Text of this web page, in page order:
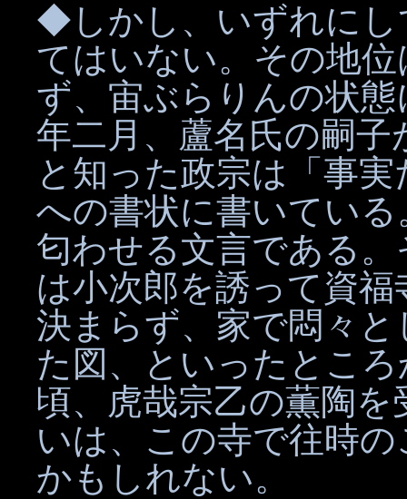
◆しかし、いずれにし
てはいない。その地
ず、宙ぶらりんの状
年二月、蘆名氏の嗣
と知った政宗は「事
への書状に書いてい
匂わせる文言である
は小次郎を誘って資
決まらず、家で悶々
た図、といったとこ
頃、虎哉宗乙の薫陶
いは、この寺で往時
かもしれない。